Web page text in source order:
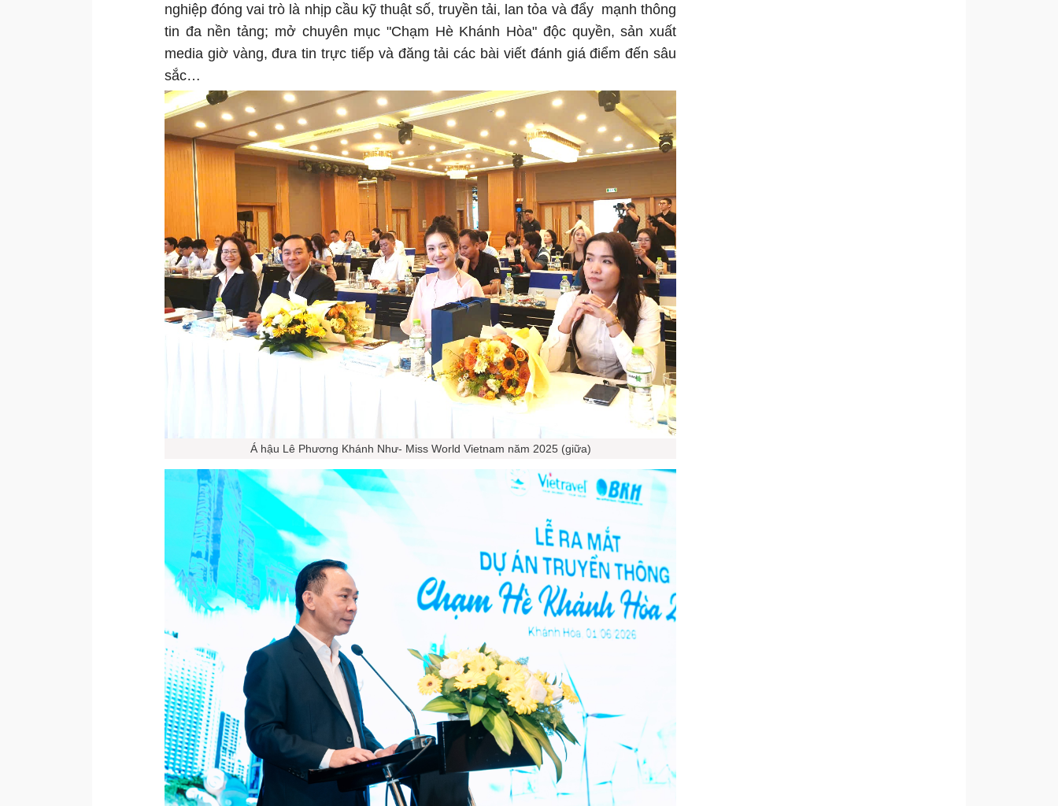
nghiệp đóng vai trò là nhịp cầu kỹ thuật số, truyền tải, lan tỏa và đẩy mạnh thông
tin đa nền tảng; mở chuyên mục "Chạm Hè Khánh Hòa" độc quyền, sản xuất
media giờ vàng, đưa tin trực tiếp và đăng tải các bài viết đánh giá điểm đến sâu
sắc…
Á hậu Lê Phương Khánh Như- Miss World Vietnam năm 2025 (giữa)